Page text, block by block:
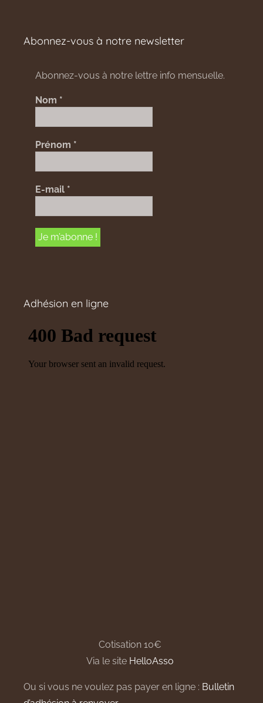
Abonnez-vous à notre newsletter
Abonnez-vous à notre lettre info mensuelle.
Nom *
Prénom *
E-mail *
Adhésion en ligne
Cotisation 10€
Via le site HelloAsso
Ou si vous ne voulez pas payer en ligne : Bulletin